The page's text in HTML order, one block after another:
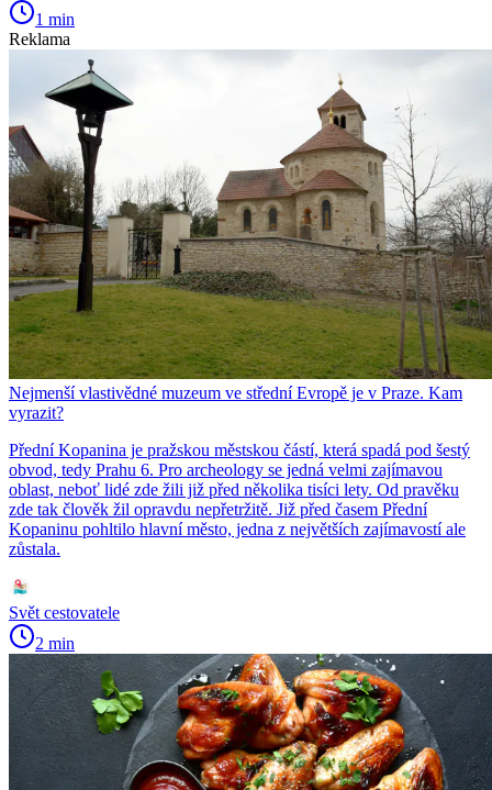
1 min
Reklama
Nejmenší vlastivědné muzeum ve střední Evropě je v Praze. Kam
vyrazit?
Přední Kopanina je pražskou městskou částí, která spadá pod šestý
obvod, tedy Prahu 6. Pro archeology se jedná velmi zajímavou
oblast, neboť lidé zde žili již před několika tisíci lety. Od pravěku
zde tak člověk žil opravdu nepřetržitě. Již před časem Přední
Kopaninu pohltilo hlavní město, jedna z největších zajímavostí ale
zůstala.
Svět cestovatele
2 min